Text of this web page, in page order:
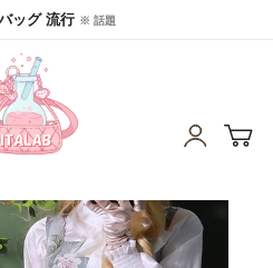
ッグ 流行 ※ 話題